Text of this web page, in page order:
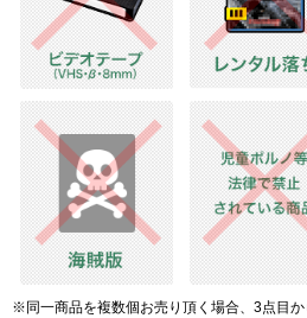
※同一商品を複数個お売り頂く場合、3点目